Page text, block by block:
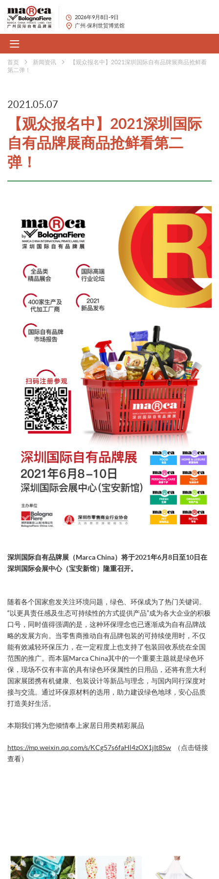
2026年9月8日-9日
广州·保利世贸博览馆
首页 新闻资讯
【观众报名中】2021深圳国际自有品牌展商品抢鲜看
第二弹！
2021.05.07
【观众报名中】2021深圳国际
自有品牌展商品抢鲜看第二
弹！
深圳国际自有品牌展（Marca China）将于2021年6月8日至10日在
深圳国际会展中心（宝安新馆）隆重召开。
随着各个国家愈发关注环境问题，绿色、环保成为了热门关键词。
“以更具责任感及生态可持续性的方式提供产品”成为各大企业的积极
口号，同时值得强调的是，这种环保理念也已逐渐成为自有品牌战
略的发展方向。当零售商推动自有品牌包装的可持续使用时，不仅
能有效减轻环保压力，在一定程度上也支持了包装回收系统在全国
范围的推广。而本届Marca China其中的一个重要主题就是绿色环
保，现场不仅有丰富的具有绿色环保属性的日用品，还将有意大利
国家展团携有机健康、包装设计等新品与理念，与国内同行深度对
接与交流。通过环保原材料的选用，助力建设绿色地球，安心品质
打造美好生活。
本期我们将为您倾情奉上家居日用类精彩展品
https://mp.weixin.qq.com/s/KCg57s6faHl4zOX1jIt8Sw （点击链接
查看）